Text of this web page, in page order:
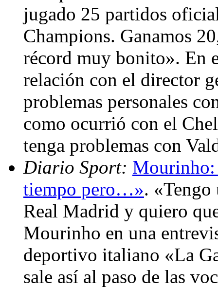
jugado 25 partidos
Champions. Ganamos
récord muy bonito». En
relación con el director
problemas personales
como ocurrió con el
tenga problemas con
Diario Sport: Mourinho:
tiempo pero…». «Tengo
Real Madrid y quiero
Mourinho en una
deportivo italiano «La
sale así al paso de las